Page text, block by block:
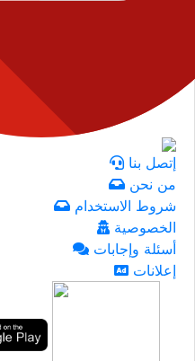
إتصل بنا
من نحن
شروط الاستخدام
الخصوصية
أسئلة وإجابات
إعلانات